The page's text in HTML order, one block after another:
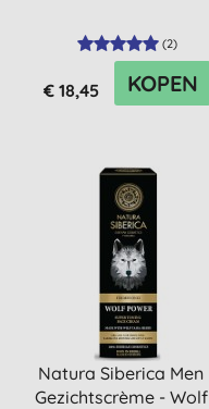
(2)
€ 18,45 KOPEN
Natura Siberica Men
Gezichtscrème - Wolf